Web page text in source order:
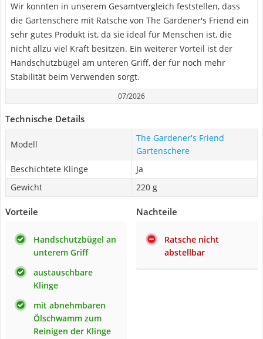
Wir konnten in unserem Gesamtvergleich feststellen, dass
die Gartenschere mit Ratsche von The Gardener's Friend ein
sehr gutes Produkt ist, da sie ideal für Menschen ist, die
nicht allzu viel Kraft besitzen. Ein weiterer Vorteil ist der
Handschutzbügel am unteren Griff, der für noch mehr
Stabilität beim Verwenden sorgt.
07/2026
Technische Details
Modell
The Gardener's Friend
Gartenschere
Beschichtete Klinge
Ja
Gewicht
220 g
Vorteile
Handschutzbügel an
unterem Griff
austauschbare
Klinge
mit abnehmbaren
Ölschwamm zum
Reinigen der Klinge
Nachteile
Ratsche nicht
abstellbar